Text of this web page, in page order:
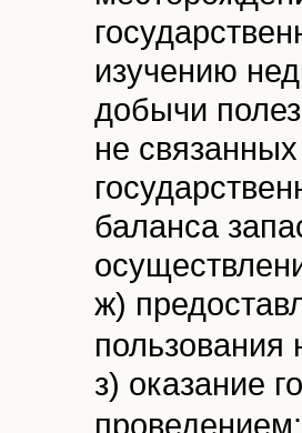
изучению
добычи
не
баланса
ж)
пользования
з) оказание
проведением: